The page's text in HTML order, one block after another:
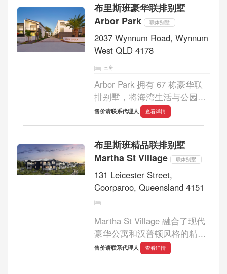
迥异，一座以优雅的黑色外立
面装饰，...
布里斯班豪华联排别墅
Arbor Park
联体别墅
2037 Wynnum Road, Wynnum
West QLD 4178
三房
Arbor Park 拥有 67 栋豪华联
排别墅，将海湾生活与公园美
景完美融合。作为联排别墅总
环境。毗邻广阔的公园绿地，
距离 Wynnum Esp...
售价请联系代理人 查看详情
布里斯班精品联排别墅
Martha St Village
联体别墅
131 Leicester Street,
Coorparoo, Queensland 4151
Martha St Village 融合了现代
豪华公寓和汉普顿风格的精品
联排别墅，充满活力。它坐落
于玛莎街迷人的咖啡馆、餐厅
售价请联系代理人 查看详情